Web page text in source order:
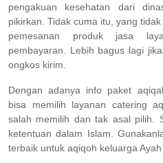
pengakuan kesehatan dari
pikirkan. Tidak cuma itu, yang
pemesanan produk jasa
pembayaran. Lebih bagus lagi
ongkos kirim.
Dengan adanya info paket
bisa memilih layanan catering
salah memilih dan tak asal pilih.
ketentuan dalam Islam.
terbaik untuk aqiqoh keluarga